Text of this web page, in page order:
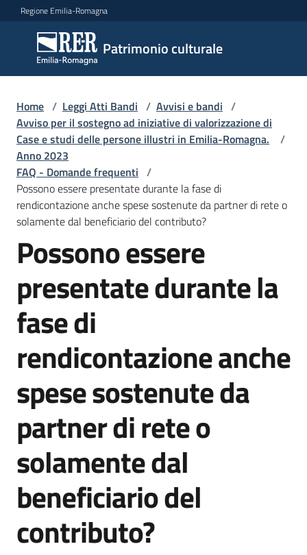
Vai al contenuto
Vai alla navigazione
Vai al footer
Regione Emilia-Romagna
Patrimonio culturale
Patrimonio
culturale
Argomenti
Novità
Servizi
Leggi
Atti
Bandi
Menu selezionato
Piani
Programmi
Progetti
Mediateca
Giuseppe
Guglielmi
Home / Leggi Atti Bandi / Avvisi e bandi /
Avviso per il sostegno ad iniziative di valorizzazione di
Case e studi delle persone illustri in Emilia-Romagna.
Anno 2023
/
FAQ - Domande frequenti /
Possono essere presentate durante la fase di
rendicontazione anche spese sostenute da partner di rete o
solamente dal beneficiario del contributo?
Possono essere
presentate durante la
fase di
rendicontazione anche
spese sostenute da
partner di rete o
solamente dal
beneficiario del
contributo?